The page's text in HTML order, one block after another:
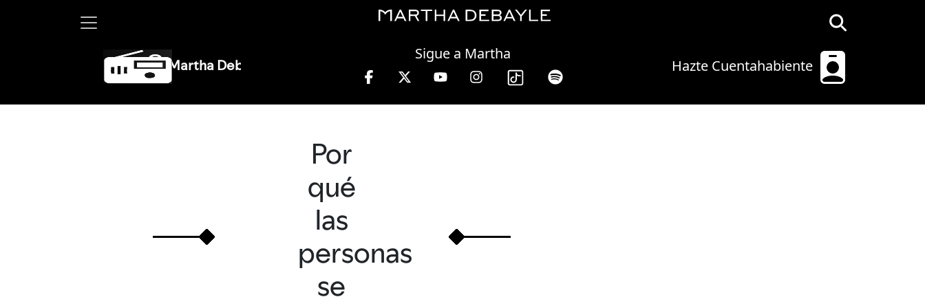
Hazte Cuentahabiente
Sigue a Martha
Martha Debayle en W, lunes a viernes de 10 a 13 hrs.
Por
qué
las
personas
se